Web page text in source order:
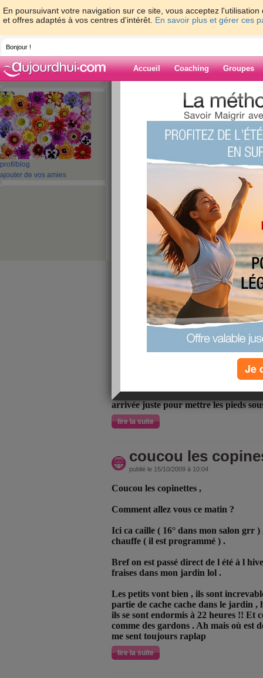
En poursuivant votre navigation sur ce site, vous acceptez
et offres adaptés à vos centres d'intérêt. En savoir plus et gérer ces
Bonjour !
Accueil Coaching Groupes
profil blog
ajouter de vos amies
> SCARLATINE
Blog de
21 - 30 31 - 40 41 - 50
51 -
‹ Préc. 41 43 44 45
bon vendredi et
publié le 16/10/2009 à 18:58
Coucou les amies ,
Comment allez vous auj ? moi ca va
commencé . En effet au moment de
ma batterie lache , donc je n ai pas
meme si il n y a pas beaucoup de
au moins un garagiste !! qui habite à
avec ma cop , avec mes petits soucis
arrivée juste pour mettre les pieds
lire la suite
coucou les
publié le 15/10/2009 à 10:04
Coucou les copinettes ,
Comment allez vous ce matin ?
Ici ca caille ( 16° dans mon salon grr
chauffe ( il est programmé ) .
Bref on est passé direct de l été à l
fraises dans mon jardin lol .
Les petits vont bien , ils sont
partie de cache cache dans le jardin ,
ils se sont endormis à 22 heures !! Et
comme des gardons . Ah mais où est
me sent toujours raplap
lire la suite
Je